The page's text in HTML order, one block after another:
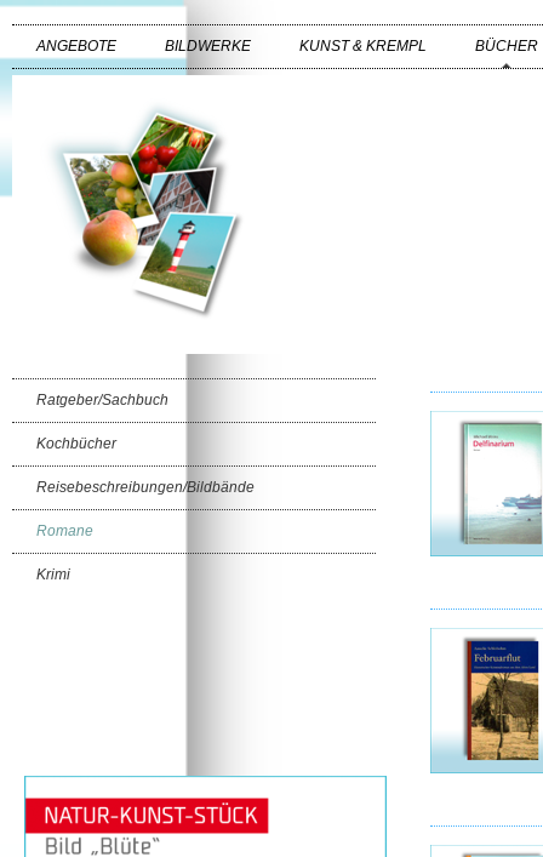
ANGEBOTE BILDWERKE KUNST & KREMPL BÜCHER
Ratgeber/Sachbuch
Kochbücher
Reisebeschreibungen/Bildbände
Romane
Krimi